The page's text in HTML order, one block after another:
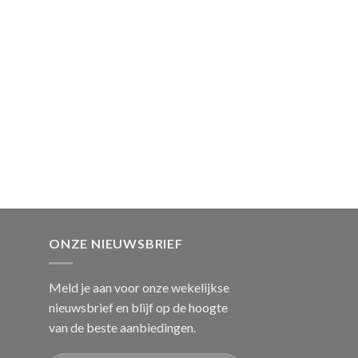
ONZE NIEUWSBRIEF
Meld je aan voor onze wekelijkse
nieuwsbrief en blijf op de hoogte
van de beste aanbiedingen.